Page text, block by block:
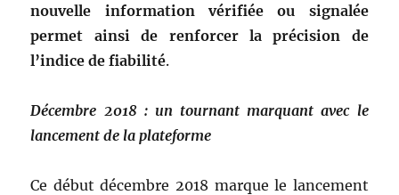
nouvelle information vérifiée ou signalée
permet ainsi de renforcer la précision de
l’indice de fiabilité.
Décembre 2018 : un tournant marquant avec le
lancement de la plateforme
Ce début décembre 2018 marque le lancement